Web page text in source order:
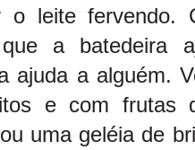
o leite fervendo.
a batedeira
ajuda a alguém.
e com frutas
uma geléia de